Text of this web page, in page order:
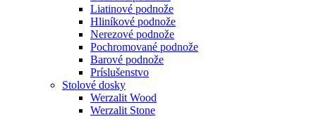
Liatinové podnože
Hliníkové podnože
Nerezové podnože
Pochromované podnože
Barové podnože
Príslušenstvo
Stolové dosky
Werzalit Wood
Werzalit Stone